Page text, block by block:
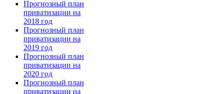
Прогнозный план
приватизации на
2018 год
Прогнозный план
приватизации на
2019 год
Прогнозный план
приватизации на
2020 год
Прогнозный план
приватизации на